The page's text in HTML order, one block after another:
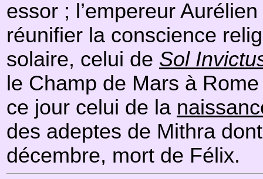
essor ; l’empereur
réunifier la conscience
solaire, celui de Sol
le Champ de Mars à
ce jour celui de la
des adeptes de Mithra
décembre, mort de Félix.